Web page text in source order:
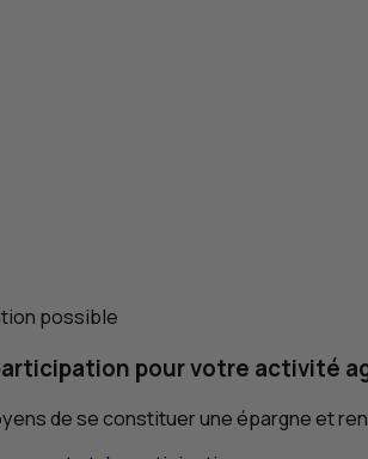
possible
pour votre activité
de se constituer une épargne et